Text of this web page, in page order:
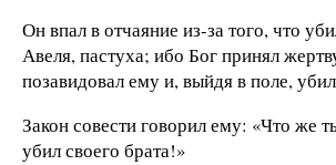
Он впал в отчаяние из-за того, что
Авеля, пастуха; ибо Бог принял
позавидовал ему и, выйдя в поле,
Закон совести говорил ему: «Что же
убил своего брата!»